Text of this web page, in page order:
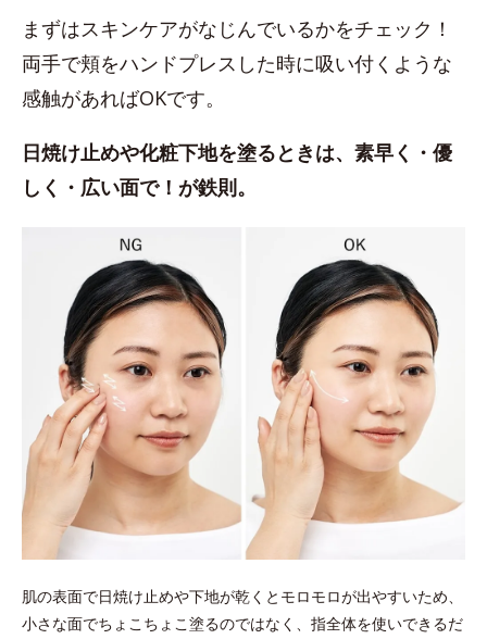
まずはスキンケアがなじんでいるかをチェック！
両手で頬をハンドプレスした時に吸い付くような
感触があればOKです。
日焼け止めや化粧下地を塗るときは、素早く・優
しく・広い面で！が鉄則。
肌の表面で日焼け止めや下地が乾くとモロモロが出やすいため、
小さな面でちょこちょこ塗るのではなく、指全体を使いできるだ